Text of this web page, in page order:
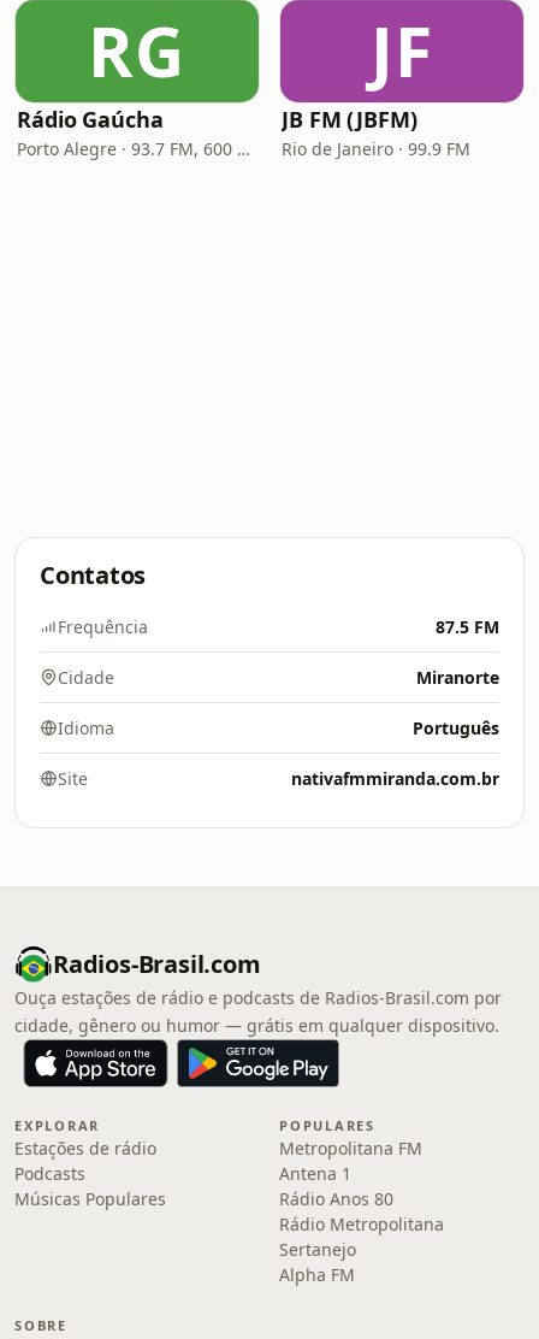
RG
Rádio Gaúcha
Porto Alegre · 93.7 FM, 600 AM
JF
JB FM (JBFM)
Rio de Janeiro · 99.9 FM
Contatos
Frequência 87.5 FM
Cidade Miranorte
Idioma Português
Site nativafmmiranda.com.br
Radios-Brasil.com
Ouça estações de rádio e podcasts de Radios-Brasil.com por
cidade, gênero ou humor — grátis em qualquer dispositivo.
EXPLORAR
Estações de rádio
Podcasts
Músicas Populares
POPULARES
Metropolitana FM
Antena 1
Rádio Anos 80
Rádio Metropolitana
Sertanejo
Alpha FM
SOBRE